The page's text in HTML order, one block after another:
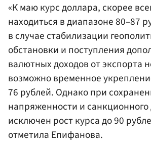
«К маю курс доллара, скорее
находиться в диапазоне 80–87
в случае стабилизации
обстановки и поступления
валютных доходов от экспорта
возможно временное
76 рублей. Однако при
напряженности и
исключен рост курса до 90
отметила Епифанова.